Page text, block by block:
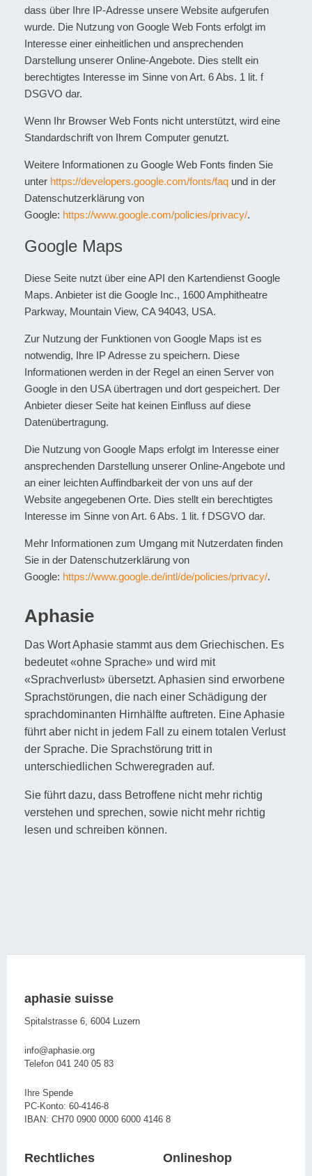
dass über Ihre IP-Adresse unsere Website aufgerufen
wurde. Die Nutzung von Google Web Fonts erfolgt im
Interesse einer einheitlichen und ansprechenden
Darstellung unserer Online-Angebote. Dies stellt ein
berechtigtes Interesse im Sinne von Art. 6 Abs. 1 lit. f
DSGVO dar.
Wenn Ihr Browser Web Fonts nicht unterstützt, wird eine
Standardschrift von Ihrem Computer genutzt.
Weitere Informationen zu Google Web Fonts finden Sie
unter https://developers.google.com/fonts/faq und in der
Datenschutzerklärung von
Google: https://www.google.com/policies/privacy/.
Google Maps
Diese Seite nutzt über eine API den Kartendienst Google
Maps. Anbieter ist die Google Inc., 1600 Amphitheatre
Parkway, Mountain View, CA 94043, USA.
Zur Nutzung der Funktionen von Google Maps ist es
notwendig, Ihre IP Adresse zu speichern. Diese
Informationen werden in der Regel an einen Server von
Google in den USA übertragen und dort gespeichert. Der
Anbieter dieser Seite hat keinen Einfluss auf diese
Datenübertragung.
Die Nutzung von Google Maps erfolgt im Interesse einer
ansprechenden Darstellung unserer Online-Angebote und
an einer leichten Auffindbarkeit der von uns auf der
Website angegebenen Orte. Dies stellt ein berechtigtes
Interesse im Sinne von Art. 6 Abs. 1 lit. f DSGVO dar.
Mehr Informationen zum Umgang mit Nutzerdaten finden
Sie in der Datenschutzerklärung von
Google: https://www.google.de/intl/de/policies/privacy/.
Aphasie
Das Wort Aphasie stammt aus dem Griechischen. Es
bedeutet «ohne Sprache» und wird mit
«Sprachverlust» übersetzt. Aphasien sind erworbene
Sprachstörungen, die nach einer Schädigung der
sprachdominanten Hirnhälfte auftreten. Eine Aphasie
führt aber nicht in jedem Fall zu einem totalen Verlust
der Sprache. Die Sprachstörung tritt in
unterschiedlichen Schweregraden auf.
Sie führt dazu, dass Betroffene nicht mehr richtig
verstehen und sprechen, sowie nicht mehr richtig
lesen und schreiben können.
aphasie suisse
Spitalstrasse 6, 6004 Luzern
info@aphasie.org
Telefon 041 240 05 83
Ihre Spende
PC-Konto: 60-4146-8
IBAN: CH70 0900 0000 6000 4146 8
Rechtliches Onlineshop